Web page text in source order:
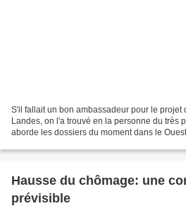
S'il fallait un bon ambassadeur pour le projet
Landes, on l'a trouvé en la personne du très
aborde les dossiers du moment dans le
Hausse du chômage: une
prévisible